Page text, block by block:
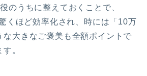
のうちに整えておくことで、
くほど効率化され、時には「10万
な大きなご褒美も全額ポイントで
。